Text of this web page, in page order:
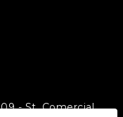
- St. Comercial,